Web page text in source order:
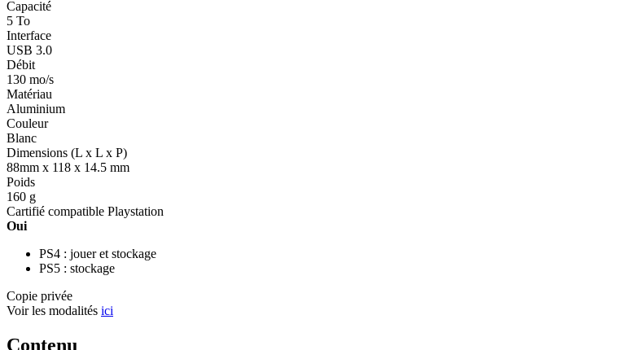
Capacité
5 To
Interface
USB 3.0
Débit
130 mo/s
Matériau
Aluminium
Couleur
Blanc
Dimensions (L x L x P)
88mm x 118 x 14.5 mm
Poids
160 g
Cartifié compatible Playstation
Oui
PS4 : jouer et stockage
PS5 : stockage
Copie privée
Voir les modalités ici
Contenu